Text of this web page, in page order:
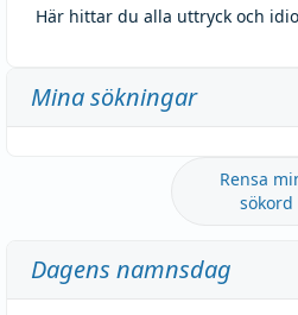
Här hittar du alla uttryck och
Mina sökningar
Rensa
sökord
Dagens namnsdag